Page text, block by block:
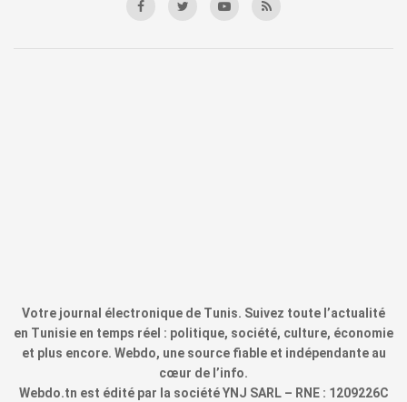
Votre journal électronique de Tunis. Suivez toute l’actualité
en Tunisie en temps réel : politique, société, culture, économie
et plus encore. Webdo, une source fiable et indépendante au
cœur de l’info.
Webdo.tn est édité par la société YNJ SARL – RNE : 1209226C